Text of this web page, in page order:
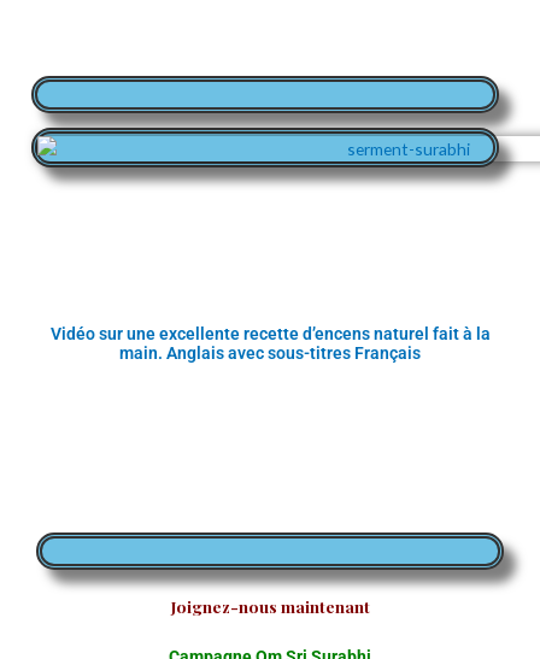
Vidéo sur une excellente recette d’encens naturel fait à la
main. Anglais avec sous-titres Français
Joignez-nous maintenant